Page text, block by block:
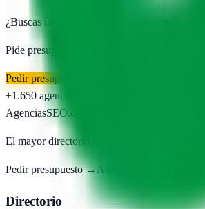
¿Buscas una agencia SEO en
Pide presupuesto gratis a las agencias
Pedir presupuesto gratis
+1.650 agencias publicadas
AgenciasSEO.com
El mayor directorio de agencias SEO,
Pedir presupuesto →Añadir agencia
Directorio